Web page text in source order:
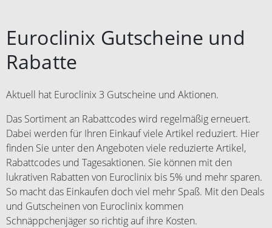
Euroclinix Gutscheine und
Rabatte
Aktuell hat Euroclinix 3 Gutscheine und Aktionen.
Das Sortiment an Rabattcodes wird regelmäßig erneuert.
Dabei werden für Ihren Einkauf viele Artikel reduziert. Hier
finden Sie unter den Angeboten viele reduzierte Artikel,
Rabattcodes und Tagesaktionen. Sie können mit den
lukrativen Rabatten von Euroclinix bis 5% und mehr sparen.
So macht das Einkaufen doch viel mehr Spaß. Mit den Deals
und Gutscheinen von Euroclinix kommen
Schnäppchenjäger so richtig auf ihre Kosten.